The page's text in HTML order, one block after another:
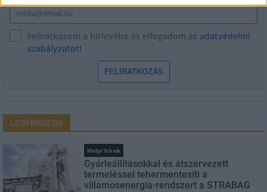
Feliratkozom a hírlevélre és elfogadom az adatvédelmi
szabályzatot!
FELIRATKOZÁS
LEGFRISSEBB
Helyi hírek
Gyárleállításokkal és átszervezett
termeléssel tehermentesíti a
villamosenergia-rendszert a STRABAG